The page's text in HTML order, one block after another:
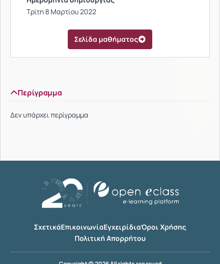
Τρίτη 8 Μαρτίου 2022
Σελίδα μαθήματος
Περίγραμμα
Δεν υπάρχει περίγραμμα
ΣχετικάΕπικοινωνίαΕγχειρίδιαΌροι Χρήσης
Πολιτική Απορρήτου